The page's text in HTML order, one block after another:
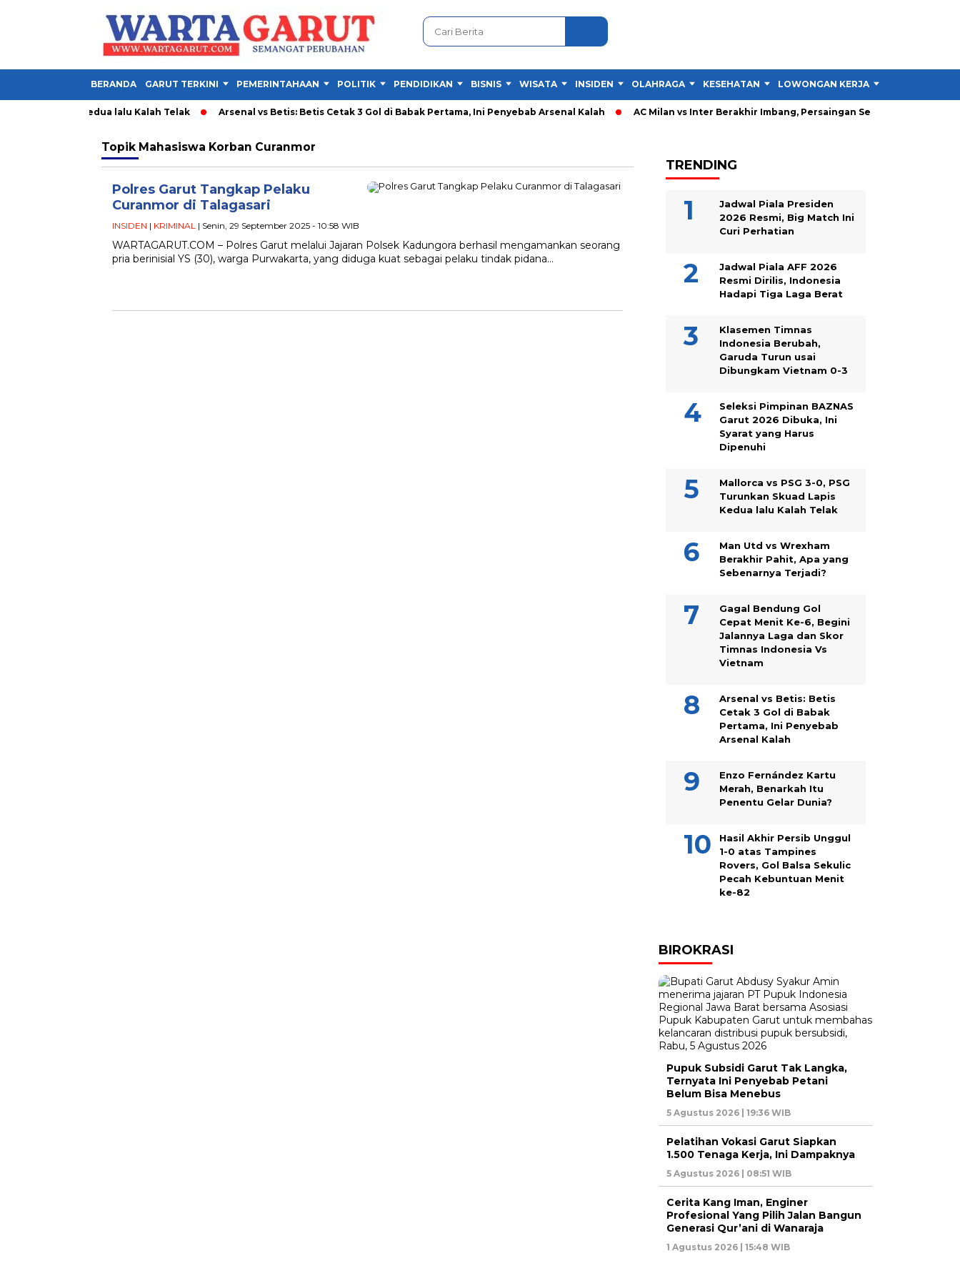
BERANDA GARUT TERKINI PEMERINTAHAAN POLITIK PENDIDIKAN BISNIS WISATA INSIDEN OLAHRAGA KESEHATAN LOWONGAN KERJA
Skuad Lapis Kedua lalu Kalah Telak Arsenal vs Betis: Betis Cetak 3 Gol di Babak Pertama, Ini Penyebab Arsenal Kalah AC Milan vs Inter Berakhir Imbang, Persaingan Serie A Diprediksi
Topik Mahasiswa Korban Curanmor
Polres Garut Tangkap Pelaku
Curanmor di Talagasari
INSIDEN | KRIMINAL | Senin, 29 September 2025 - 10:58 WIB
WARTAGARUT.COM – Polres Garut melalui Jajaran Polsek Kadungora berhasil mengamankan seorang
pria berinisial YS (30), warga Purwakarta, yang diduga kuat sebagai pelaku tindak pidana…
TRENDING
Jadwal Piala Presiden
2026 Resmi, Big Match Ini
Curi Perhatian
Jadwal Piala AFF 2026
Resmi Dirilis, Indonesia
Hadapi Tiga Laga Berat
Klasemen Timnas
Indonesia Berubah,
Garuda Turun usai
Dibungkam Vietnam 0-3
Seleksi Pimpinan BAZNAS
Garut 2026 Dibuka, Ini
Syarat yang Harus
Dipenuhi
Mallorca vs PSG 3-0, PSG
Turunkan Skuad Lapis
Kedua lalu Kalah Telak
Man Utd vs Wrexham
Berakhir Pahit, Apa yang
Sebenarnya Terjadi?
Gagal Bendung Gol
Cepat Menit Ke-6, Begini
Jalannya Laga dan Skor
Timnas Indonesia Vs
Vietnam
Arsenal vs Betis: Betis
Cetak 3 Gol di Babak
Pertama, Ini Penyebab
Arsenal Kalah
Enzo Fernández Kartu
Merah, Benarkah Itu
Penentu Gelar Dunia?
Hasil Akhir Persib Unggul
1-0 atas Tampines
Rovers, Gol Balsa Sekulic
Pecah Kebuntuan Menit
ke-82
BIROKRASI
Pupuk Subsidi Garut Tak Langka,
Ternyata Ini Penyebab Petani
Belum Bisa Menebus
5 Agustus 2026 | 19:36 WIB
Pelatihan Vokasi Garut Siapkan
1.500 Tenaga Kerja, Ini Dampaknya
5 Agustus 2026 | 08:51 WIB
Cerita Kang Iman, Enginer
Profesional Yang Pilih Jalan Bangun
Generasi Qur’ani di Wanaraja
1 Agustus 2026 | 15:48 WIB